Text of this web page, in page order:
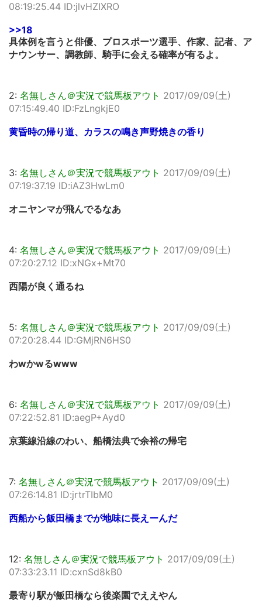
08:19:25.44 ID:jlvHZIXRO
>>18
具体例を言うと俳優、プロスポーツ選手、作家、記者、ア
ナウンサー、調教師、騎手に会える確率が有るよ。
2: 名無しさん＠実況で競馬板アウト 2017/09/09(土)
07:15:49.40 ID:FzLngkjE0
黄昏時の帰り道、カラスの鳴き声野焼きの香り
3: 名無しさん＠実況で競馬板アウト 2017/09/09(土)
07:19:37.19 ID:iAZ3HwLm0
オニヤンマが飛んでるなあ
4: 名無しさん＠実況で競馬板アウト 2017/09/09(土)
07:20:27.12 ID:xNGx+Mt70
西陽が良く通るね
5: 名無しさん＠実況で競馬板アウト 2017/09/09(土)
07:20:28.44 ID:GMjRN6HS0
わwかwるwww
6: 名無しさん＠実況で競馬板アウト 2017/09/09(土)
07:22:52.81 ID:aegP+Ayd0
京葉線沿線のわい、船橋法典で余裕の帰宅
7: 名無しさん＠実況で競馬板アウト 2017/09/09(土)
07:26:14.81 ID:jrtrTIbM0
西船から飯田橋までが地味に長えーんだ
12: 名無しさん＠実況で競馬板アウト 2017/09/09(土)
07:33:23.11 ID:cxnSd8kB0
最寄り駅が飯田橋なら後楽園でええやん